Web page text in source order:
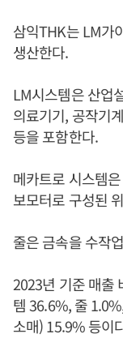
삼익THK는 LM가
생산한다.
LM시스템은 산업
의료기기, 공작기
등을 포함한다.
메카트로 시스템
보모터로 구성된
줄은 금속을 수작
2023년 기준 매출
템 36.6%, 줄
소매) 15.9% 등이